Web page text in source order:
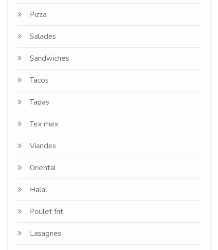
Pizza
Salades
Sandwiches
Tacos
Tapas
Tex mex
Viandes
Oriental
Halal
Poulet frit
Lasagnes